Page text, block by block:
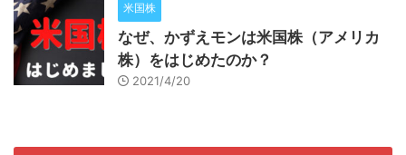
米国株
なぜ、かずえモンは米国株（アメリカ
株）をはじめたのか？
2021/4/20